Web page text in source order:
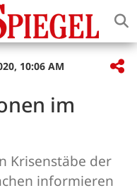
10:06 AM
im
Krisenstäbe der
informieren